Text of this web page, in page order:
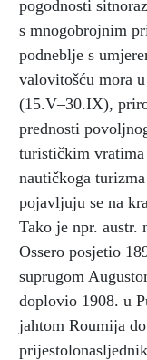
pogodnosti
s mnogobrojnim
podneblje s
valovitošću mora
(15.V–30.IX),
prednosti
turističkim vratima
nautičkoga
pojavljuju se na
Tako je npr. austr.
Ossero posjetio
suprugom
doplovio 1908. u
jahtom Roumija